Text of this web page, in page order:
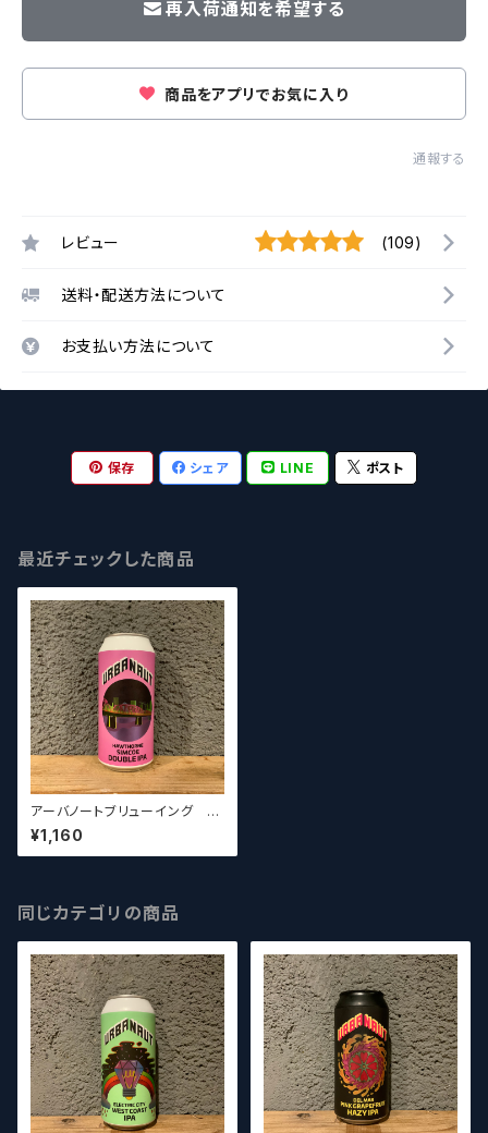
再入荷通知を希望する
商品をアプリでお気に入り
通報する
レビュー (109)
送料・配送方法について
お支払い方法について
保存 シェア LINE ポスト
最近チェックした商品
アーバノートブリューイング
ホウソーン シムコ―ダブルIPA
Urbanaut Brewing Hawt
horne Simcoe Double IPA
¥1,160
同じカテゴリの商品